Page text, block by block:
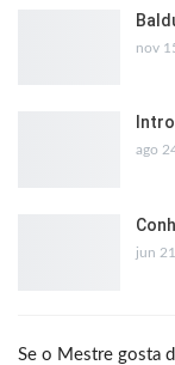
nov
ago
jun
Se o Mestre gosta